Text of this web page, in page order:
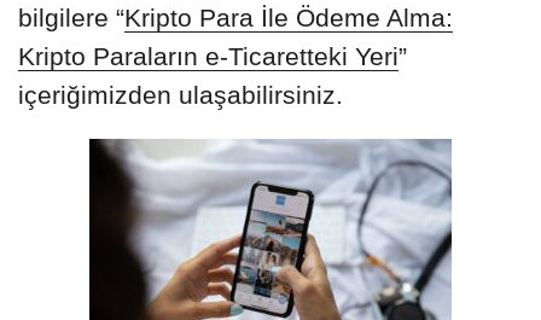
bilgilere “Kripto Para İle Ödeme Alma:
Kripto Paraların e-Ticaretteki Yeri”
içeriğimizden ulaşabilirsiniz.